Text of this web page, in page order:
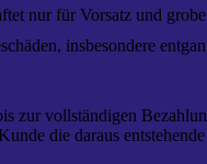
nur für Vorsatz und
insbesondere
zur vollständigen
die daraus